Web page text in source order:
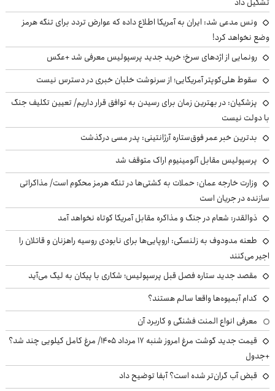
ونس مدعی شد: ایران به آمریکا اطلاع داده که عوارض تردد برای تنگه هرمز
وضع نخواهد کرد!
رونمایی از اژدهای سرخ؛ خرید جدید پرسپولیس معرفی شد +عکس
سقوط هلی‌کوپتر آمریکایی؛ از سرنوشت خلبان خبری در دسترس نیست
پزشکیان‌: در بهترین زمان برای رسیدن به توافق قرار داریم/ تعیین تکلیف جنگ
با دولت نیست
بدترین خبر عمر فوق‌ستاره آرژانتینی: پدر مسی درگذشت
پرسپولیس مقابل آلومینیوم اراک متوقف شد
وزارت خارجه عمان: حملات به کشتی‌ها در تنگه هرمز محکوم است/ مذاکراتی
سازنده در جریان است
ذوالقدر: شعام در جنگ و مذاکره مقابل آمریکا کوتاه نخواهد آمد
طعنه مدودوف به زلنسکی: اروپایی‌ها برای نابودی روسیه راهزنان و قاتلان را
اجیر می‌کنند
مقصد جدید ستاره فصل قبل پرسپولیس؛ شکاری با پیکان به لیگ می‌آید
کدام آبمیوه‌ها واقعا سالم هستند؟
معرفی انواع المنت فشنگی و کاربرد آن
قیمت جدید گوشت مرغ امروز شنبه ۱۷ مرداد ۱۴۰۵/ مرغ کامل کیلویی چند شد؟
+جدول
قبض آب گران‌تر شده است؟ آبفا توضیح داد